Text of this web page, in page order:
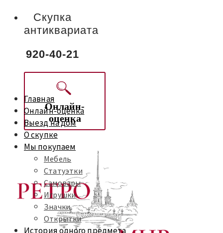
Скупка
антиквариата
920-40-21
Онлайн-
оценка
Главная
Онлайн-оценка
Выезд на дом
О скупке
Мы покупаем
Мебель
Статуэтки
Самовары
Игрушки
Значки
Открытки
История одного предмета